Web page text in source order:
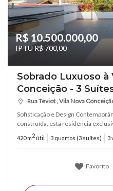
R$ 10.500.000,00
IPTU R$ 700,00
Sobrado Luxuoso à
Conceição - 3
Rua Teviot , Vila Nova
Sofisticação e Design
construída, esta residência
420 m2 útil 3 quartos (3 suítes) 3
Favorito